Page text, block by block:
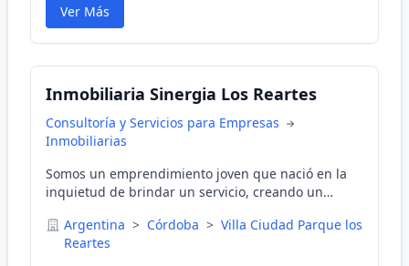
Ver Más
Inmobiliaria Sinergia Los Reartes
Consultoría y Servicios para Empresas
Inmobiliarias
Somos un emprendimiento joven que nació en la
inquietud de brindar un servicio, creando un
un inmueble en la zona del Valle de Calamuchita.
Argentina > Córdoba > Villa Ciudad Parque los
Reartes